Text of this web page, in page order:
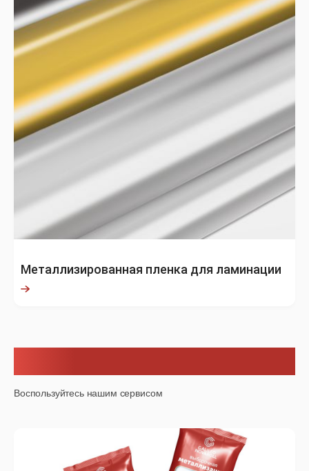
Металлизированная пленка для ламинации
Воспользуйтесь нашим сервисом